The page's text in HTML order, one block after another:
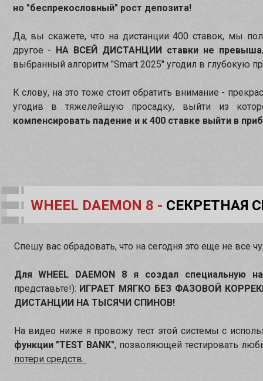
но "беспрекословный" рост депозита!
Да, вы скажете, что на дистанции 400 ставок, мы
другое - НА ВСЕЙ ДИСТАНЦИИ ставки не
выбранный алгоритм "Smart 2025" угодил в глубокую
К слову, на это тоже стоит обратить внимание -
угодив в тяжелейшую просадку, выйти из
компенсировать падение и к 400 ставке выйти в
WHEEL DAEMON 8 - СЕКРЕТНАЯ
Спешу вас обрадовать, что на сегодня это еще не все
Для WHEEL DAEMON 8 я создал специальную
представьте!): ИГРАЕТ МЯГКО БЕЗ ФАЗОВОЙ
ДИСТАНЦИИ НА ТЫСЯЧИ СПИНОВ!
На видео ниже я провожу тест этой системы с
функции "TEST BANK", позволяющей тестировать
потери средств.